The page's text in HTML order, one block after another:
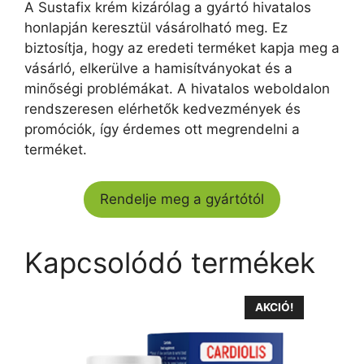
A Sustafix krém kizárólag a gyártó hivatalos
honlapján keresztül vásárolható meg. Ez
biztosítja, hogy az eredeti terméket kapja meg a
vásárló, elkerülve a hamisítványokat és a
minőségi problémákat. A hivatalos weboldalon
rendszeresen elérhetők kedvezmények és
promóciók, így érdemes ott megrendelni a
terméket.
Rendelje meg a gyártótól
Kapcsolódó termékek
AKCIÓ!